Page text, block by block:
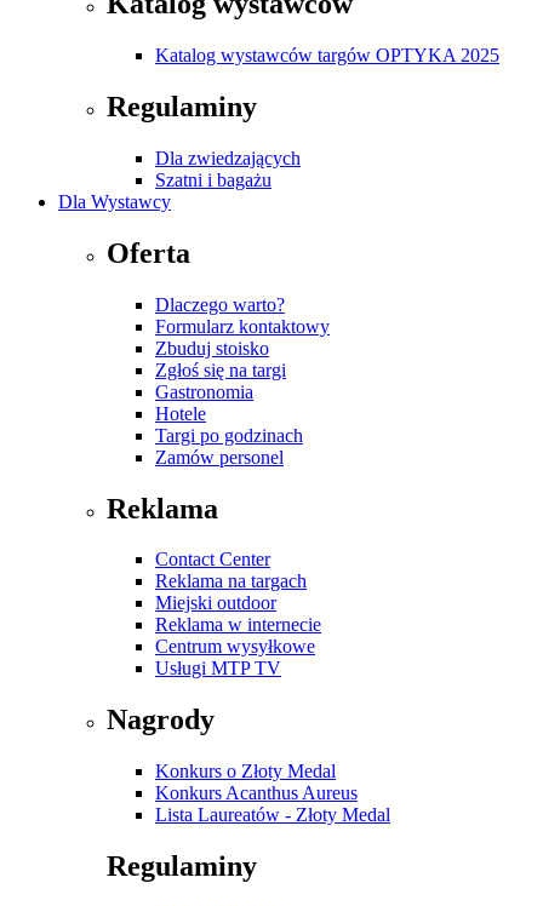
Katalog wystawców targów OPTYKA 2025
Regulaminy
Dla zwiedzających
Szatni i bagażu
Dla Wystawcy
Oferta
Dlaczego warto?
Formularz kontaktowy
Zbuduj stoisko
Zgłoś się na targi
Gastronomia
Hotele
Targi po godzinach
Zamów personel
Reklama
Contact Center
Reklama na targach
Miejski outdoor
Reklama w internecie
Centrum wysyłkowe
Usługi MTP TV
Nagrody
Konkurs o Złoty Medal
Konkurs Acanthus Aureus
Lista Laureatów - Złoty Medal
Regulaminy